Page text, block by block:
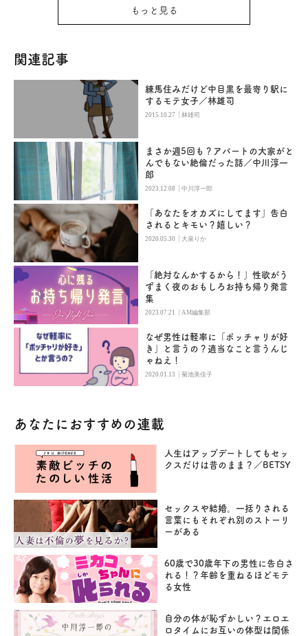
もっと見る
関連記事
練馬住みだけど中目黒を最寄り駅に
するモテ女子／林雄司
2015.10.27 |林雄司
まさか週5回も？アパートの大家がと
んでもない絶倫だった話／中川淳一
郎
2023.12.08 |中川淳一郎
「あなたをオカズにしてます」告白
されるとキモい？嬉しい？
2020.05.30 |大泉りか
「絶対なんかするから！」性欲がう
ずまく夜のおもしろお持ち帰り発言
集
2023.07.21 |AM編集部
なぜ男性は軽率に「ポッチャリが好
き」と言うの？適当なこと言うんじ
ゃねえ！
2020.01.13 |菊池美佳子
あなたにおすすめの連載
人生はアップデートしてもセッ
クスだけは昔のまま？／BETSY
セックスや結婚。一括りされる
言葉にもそれぞれ別のストーリ
ーがある
60歳で30歳年下の男性に告白さ
れる！？年齢を重ねるほどモテ
る女性
自分の体が恥ずかしい？エロエ
ロタイムにお互いの体型は関係